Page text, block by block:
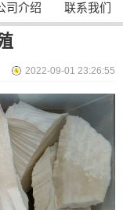
司介绍 联系我们
2022-09-01 23:26:55